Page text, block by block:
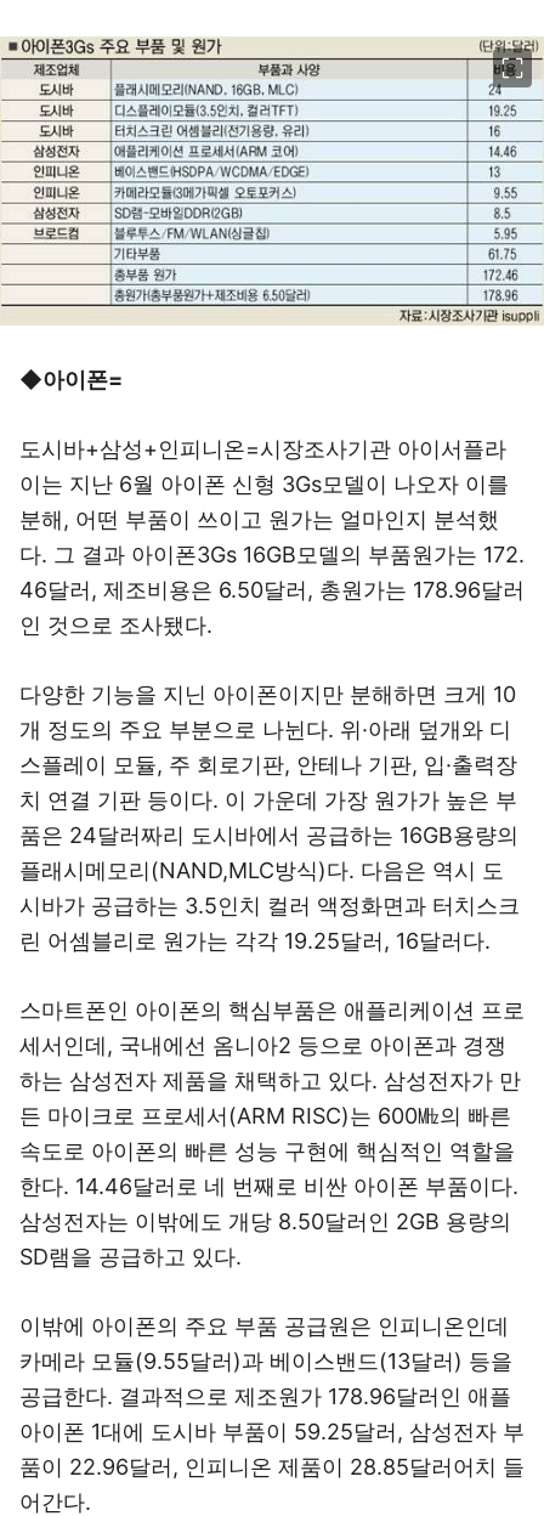
◆아이폰=
도시바+삼성+인피니온=시장조사기관 아이서플라
이는 지난 6월 아이폰 신형 3Gs모델이 나오자 이를
분해, 어떤 부품이 쓰이고 원가는 얼마인지 분석했
다. 그 결과 아이폰3Gs 16GB모델의 부품원가는 172.
46달러, 제조비용은 6.50달러, 총원가는 178.96달러
인 것으로 조사됐다.
다양한 기능을 지닌 아이폰이지만 분해하면 크게 10
개 정도의 주요 부분으로 나뉜다. 위·아래 덮개와 디
스플레이 모듈, 주 회로기판, 안테나 기판, 입·출력장
치 연결 기판 등이다. 이 가운데 가장 원가가 높은 부
품은 24달러짜리 도시바에서 공급하는 16GB용량의
플래시메모리(NAND,MLC방식)다. 다음은 역시 도
시바가 공급하는 3.5인치 컬러 액정화면과 터치스크
린 어셈블리로 원가는 각각 19.25달러, 16달러다.
스마트폰인 아이폰의 핵심부품은 애플리케이션 프로
세서인데, 국내에선 옴니아2 등으로 아이폰과 경쟁
하는 삼성전자 제품을 채택하고 있다. 삼성전자가 만
든 마이크로 프로세서(ARM RISC)는 600㎒의 빠른
속도로 아이폰의 빠른 성능 구현에 핵심적인 역할을
한다. 14.46달러로 네 번째로 비싼 아이폰 부품이다.
삼성전자는 이밖에도 개당 8.50달러인 2GB 용량의
SD램을 공급하고 있다.
이밖에 아이폰의 주요 부품 공급원은 인피니온인데
카메라 모듈(9.55달러)과 베이스밴드(13달러) 등을
공급한다. 결과적으로 제조원가 178.96달러인 애플
아이폰 1대에 도시바 부품이 59.25달러, 삼성전자 부
품이 22.96달러, 인피니온 제품이 28.85달러어치 들
어간다.